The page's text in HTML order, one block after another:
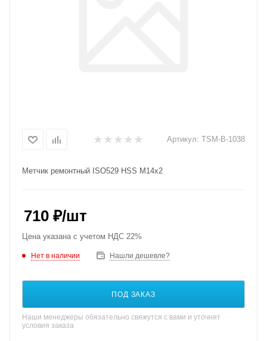
Артикул: TSM-B-1038
Метчик ремонтный ISO529 HSS M14x2
710 ₽/шт
Цена указана с учетом НДС 22%
Нет в наличии Нашли дешевле?
ПОД ЗАКАЗ
Наши менеджеры обязательно свяжутся с вами и уточнят
условия заказа